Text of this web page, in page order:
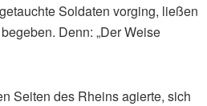
Soldaten vorging, ließen
Denn: „Der Weise
Seiten des Rheins agierte, sich